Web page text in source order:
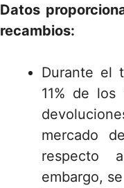
Datos
recambios:
Durante el
11% de
mercado
respecto
embargo,